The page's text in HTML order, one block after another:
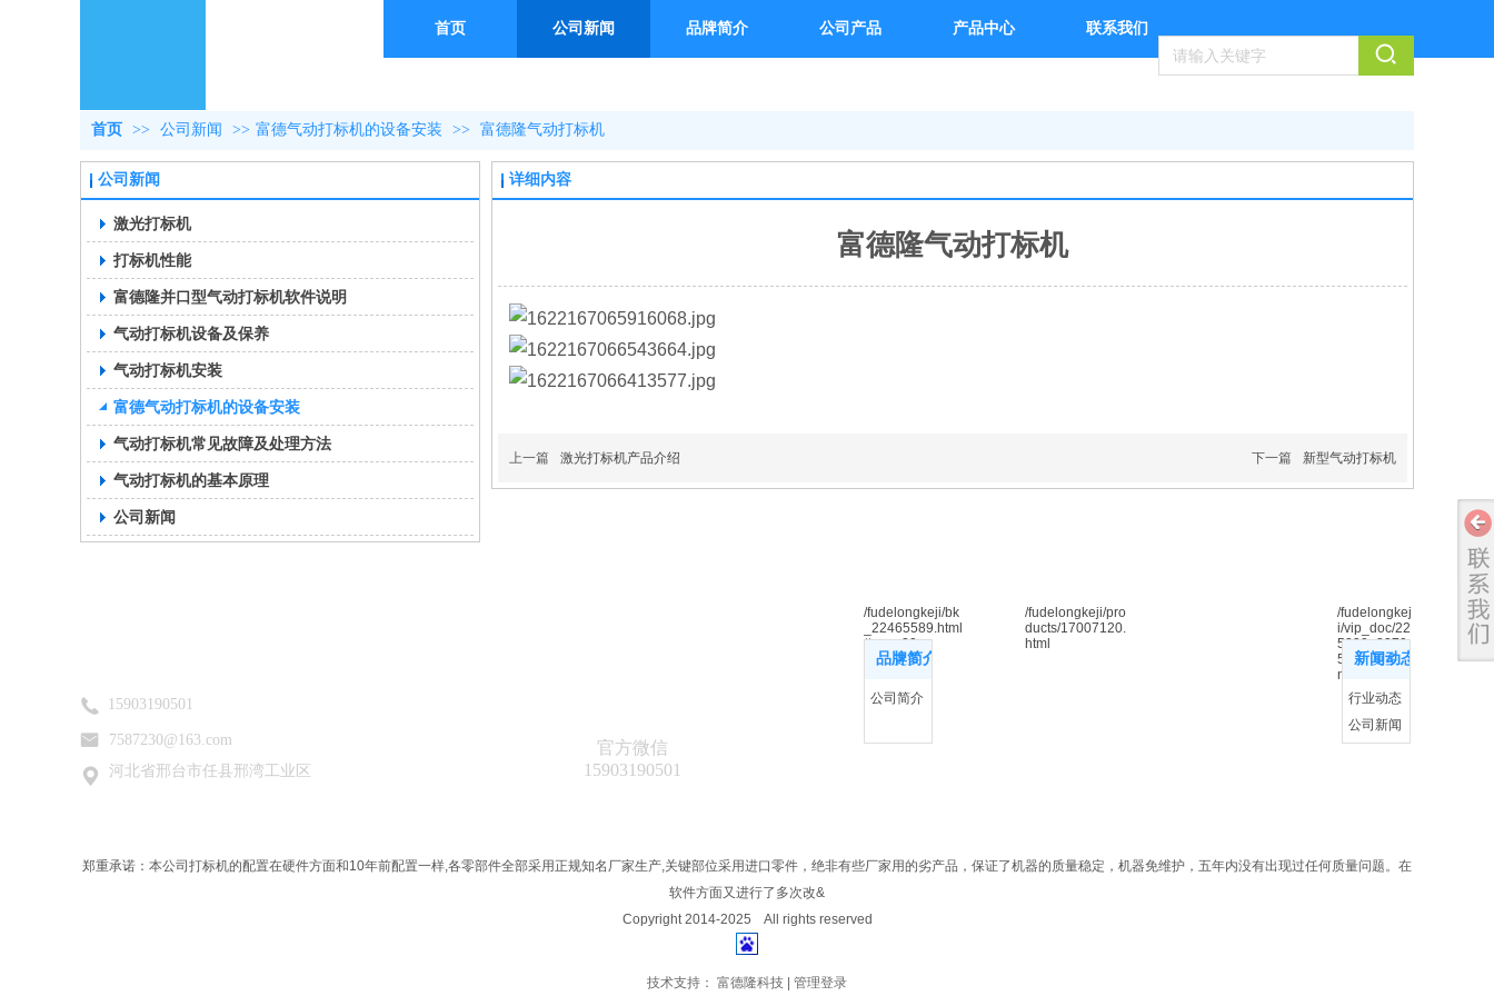
首页 公司新闻 品牌简介 公司产品 产品中心 联系我们
首页 >> 公司新闻 >> 富德气动打标机的设备安装 >> 富德隆气动打标机
公司新闻
激光打标机
打标机性能
富德隆并口型气动打标机软件说明
气动打标机设备及保养
气动打标机安装
富德气动打标机的设备安装
气动打标机常见故障及处理方法
气动打标机的基本原理
公司新闻
详细内容
富德隆气动打标机
上一篇 激光打标机产品介绍 下一篇 新型气动打标机
品牌简介
更多
公司简介
新闻动态
更多
行业动态
公司新闻
7587230@163.com
河北省邢台市任县邢湾工业区
官方微信
15903190501
/fudelongkeji/bk
_22465589.html
#row_20
?品牌简介
/fudelongkeji/pro
ducts/17007120.
html
/fudelongkej
i/vip_doc/22
5230_3370
588_0_1.ht
ml
?新闻动
态
15903190501
郑重承诺：本公司打标机的配置在硬件方面和10年前配置一样,各零部件全部采用正规知名厂家生产,关键部位采用进口零件，绝非有些厂家用的劣产品，保证了机器的质量稳定，机器免维护，五年内没有出现过任何质量问题。在
软件方面又进行了多次改&
Copyright 2014-2025 All rights reserved
技术支持： 富德隆科技 管理登录